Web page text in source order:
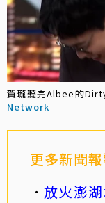
賀瓏聽完Albee的
Network
更多新聞
放火澎